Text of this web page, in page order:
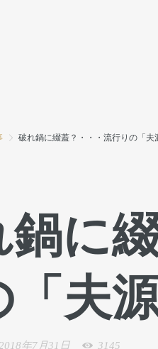
破れ鍋に綴蓋？・・・流行りの「夫
鍋に
「夫
2018年7月31日 3145